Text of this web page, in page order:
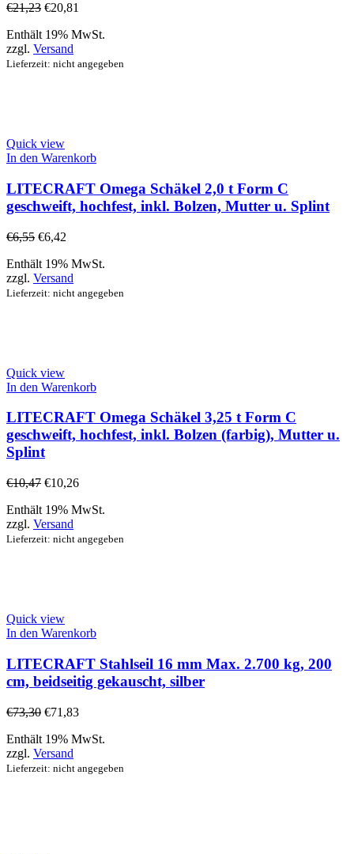
€21,23 €20,81
Enthält 19% MwSt.
zzgl. Versand
Lieferzeit: nicht angegeben
Quick view
In den Warenkorb
LITECRAFT Omega Schäkel 2,0 t Form C
geschweift, hochfest, inkl. Bolzen, Mutter u. Splint
€6,55 €6,42
Enthält 19% MwSt.
zzgl. Versand
Lieferzeit: nicht angegeben
Quick view
In den Warenkorb
LITECRAFT Omega Schäkel 3,25 t Form C
geschweift, hochfest, inkl. Bolzen (farbig), Mutter u.
Splint
€10,47 €10,26
Enthält 19% MwSt.
zzgl. Versand
Lieferzeit: nicht angegeben
Quick view
In den Warenkorb
LITECRAFT Stahlseil 16 mm Max. 2.700 kg, 200
cm, beidseitig gekauscht, silber
€73,30 €71,83
Enthält 19% MwSt.
zzgl. Versand
Lieferzeit: nicht angegeben